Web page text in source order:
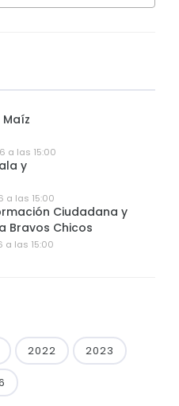
a las 15:00
y
a las 15:00
Ciudadana y
Bravos Chicos
a las 15:00
2022 2023